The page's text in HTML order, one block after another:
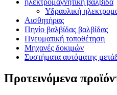
Υδραυλική
Αισθητήρας
Πηνίο βαλβίδας βαλβίδας
Πνευματική τοποθέτηση
Μηχανές δοκιμών
Συστήματα αυτόματης
Προτεινόμενα